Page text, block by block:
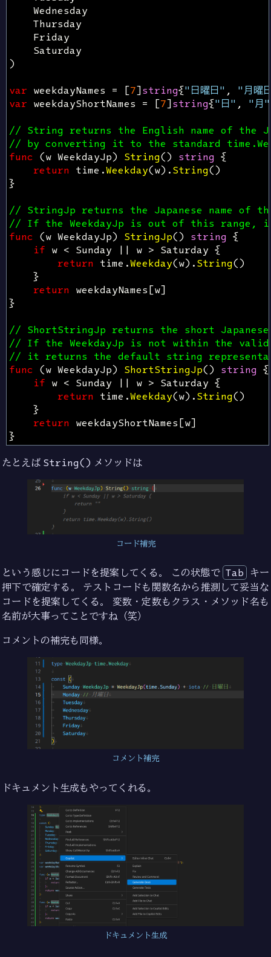
Wednesday
Thursday
Friday
Saturday
)
var weekdayNames = [7]string{"日曜日" ,
"月曜
var weekdayShortNames = [7]string{"日" , "月"
// String returns the English name of the
// by converting it to the standard
func (w WeekdayJp) String() string {
return time .Weekday(w).String()
}
// StringJp returns the Japanese name of
// If the WeekdayJp is out of this range, it
func (w WeekdayJp) StringJp() string {
if w < Sunday || w > Saturday {
return time .Weekday(w).String()
}
return weekdayNames[w]
}
// ShortStringJp returns the short Japanese
// If the WeekdayJp is not within the valid
// it returns the default string
func (w WeekdayJp) ShortStringJp() string {
if w < Sunday || w > Saturday {
return time .Weekday(w).String()
}
return weekdayShortNames[w]
}
たとえば String() メソッドは
コード補完
という感じにコードを提案してくる。 この状態で Tab キー
押下で確定する。 テストコードも関数名から推測して妥当な
コードを提案してくる。 変数・定数もクラス・メソッド名も
名前が大事ってことですね（笑）
コメントの補完も同様。
コメント補完
ドキュメント生成もやってくれる。
ドキュメント生成